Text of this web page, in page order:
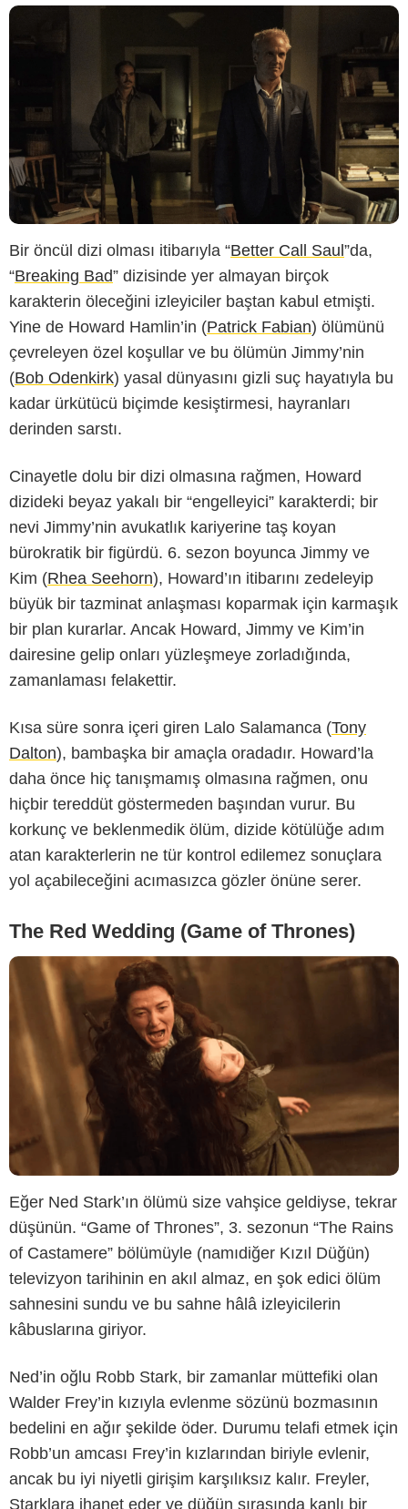
Bir öncül dizi olması itibarıyla “Better Call Saul ”da,
“Breaking Bad” dizisinde yer almayan birçok
karakterin öleceğini izleyiciler baştan kabul etmişti.
Yine de Howard Hamlin’in (Patrick Fabian) ölümünü
çevreleyen özel koşullar ve bu ölümün Jimmy’nin
(Bob Odenkirk) yasal dünyasını gizli suç hayatıyla bu
kadar ürkütücü biçimde kesiştirmesi, hayranları
derinden sarstı.
Cinayetle dolu bir dizi olmasına rağmen, Howard
dizideki beyaz yakalı bir “engelleyici” karakterdi; bir
nevi Jimmy’nin avukatlık kariyerine taş koyan
bürokratik bir figürdü. 6. sezon boyunca Jimmy ve
Kim (Rhea Seehorn), Howard’ın itibarını zedeleyip
büyük bir tazminat anlaşması koparmak için karmaşık
bir plan kurarlar. Ancak Howard, Jimmy ve Kim’in
dairesine gelip onları yüzleşmeye zorladığında,
zamanlaması felakettir.
Kısa süre sonra içeri giren Lalo Salamanca (Tony
Dalton), bambaşka bir amaçla oradadır. Howard’la
daha önce hiç tanışmamış olmasına rağmen, onu
hiçbir tereddüt göstermeden başından vurur. Bu
korkunç ve beklenmedik ölüm, dizide kötülüğe adım
atan karakterlerin ne tür kontrol edilemez sonuçlara
yol açabileceğini acımasızca gözler önüne serer.
The Red Wedding (Game of Thrones)
HBO
Eğer Ned Stark’ın ölümü size vahşice geldiyse, tekrar
düşünün. “Game of Thrones”, 3. sezonun “The Rains
of Castamere” bölümüyle (namıdiğer Kızıl Düğün)
televizyon tarihinin en akıl almaz, en şok edici ölüm
sahnesini sundu ve bu sahne hâlâ izleyicilerin
kâbuslarına giriyor.
Ned’in oğlu Robb Stark, bir zamanlar müttefiki olan
Walder Frey’in kızıyla evlenme sözünü bozmasının
bedelini en ağır şekilde öder. Durumu telafi etmek için
Robb’un amcası Frey’in kızlarından biriyle evlenir,
ancak bu iyi niyetli girişim karşılıksız kalır. Freyler,
Starklara ihanet eder ve düğün sırasında kanlı bir